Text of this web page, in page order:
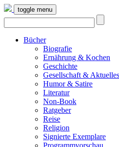
toggle menu
Bücher
Biografie
Ernährung & Kochen
Geschichte
Gesellschaft & Aktuelles
Humor & Satire
Literatur
Non-Book
Ratgeber
Reise
Religion
Signierte Exemplare
Programmvorschau